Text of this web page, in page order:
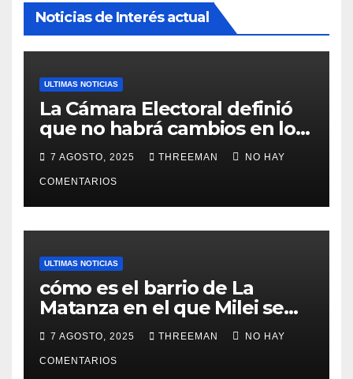
Noticias de Interés actual
ULTIMAS NOTICIAS
La Cámara Electoral definió
que no habrá cambios en los
lugares de votación en La
Matanza
7 AGOSTO, 2025 THREEMAN NO HAY
COMENTARIOS
ULTIMAS NOTICIAS
cómo es el barrio de La
Matanza en el que Milei se
sacó la foto de lanzamiento
de campaña en provincia de
Buenos Aires
7 AGOSTO, 2025 THREEMAN NO HAY
COMENTARIOS